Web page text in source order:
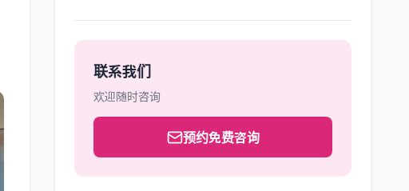
联系我们
欢迎随时咨询
预约免费咨询